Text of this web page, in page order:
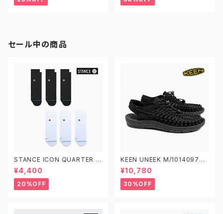
ルクロ ベビーシューズ
セール中の商品
STANCE ICON QUARTER 3
PACK A356A21IQP スタンス
アイコン クオーター 3足セット
ソックス 靴下
¥4,400
20%OFF
KEEN UNEEK M/1014097
W/1014099 キーン ユニーク
¥10,780
30%OFF